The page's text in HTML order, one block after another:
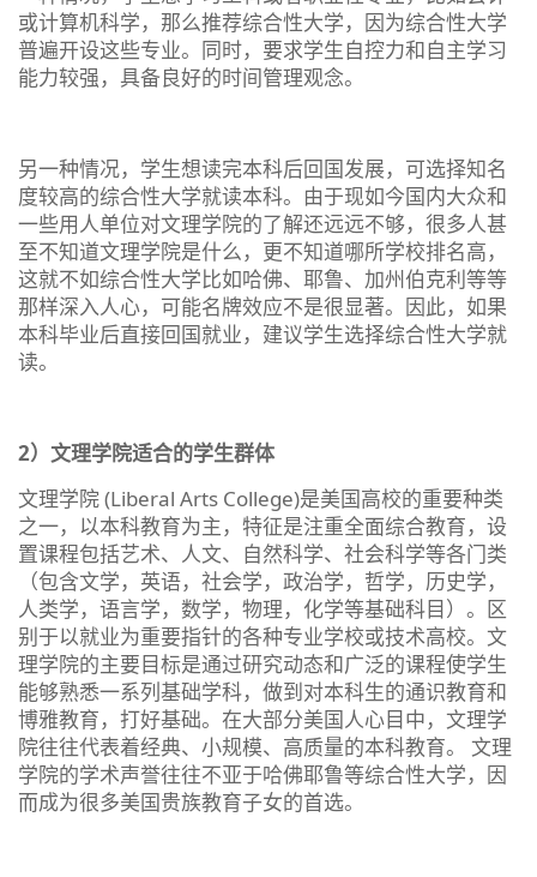
或计算机科学，那么推荐综合性大学，因为综合性大学
普遍开设这些专业。同时，要求学生自控力和自主学习
能力较强，具备良好的时间管理观念。
另一种情况，学生想读完本科后回国发展，可选择知名
度较高的综合性大学就读本科。由于现如今国内大众和
一些用人单位对文理学院的了解还远远不够，很多人甚
至不知道文理学院是什么，更不知道哪所学校排名高，
这就不如综合性大学比如哈佛、耶鲁、加州伯克利等等
那样深入人心，可能名牌效应不是很显著。因此，如果
本科毕业后直接回国就业，建议学生选择综合性大学就
读。
2）文理学院适合的学生群体
文理学院 (Liberal Arts College)是美国高校的重要种类
之一，以本科教育为主，特征是注重全面综合教育，设
置课程包括艺术、人文、自然科学、社会科学等各门类
（包含文学，英语，社会学，政治学，哲学，历史学，
人类学，语言学，数学，物理，化学等基础科目）。区
别于以就业为重要指针的各种专业学校或技术高校。文
理学院的主要目标是通过研究动态和广泛的课程使学生
能够熟悉一系列基础学科，做到对本科生的通识教育和
博雅教育，打好基础。在大部分美国人心目中，文理学
院往往代表着经典、小规模、高质量的本科教育。 文理
学院的学术声誉往往不亚于哈佛耶鲁等综合性大学，因
而成为很多美国贵族教育子女的首选。